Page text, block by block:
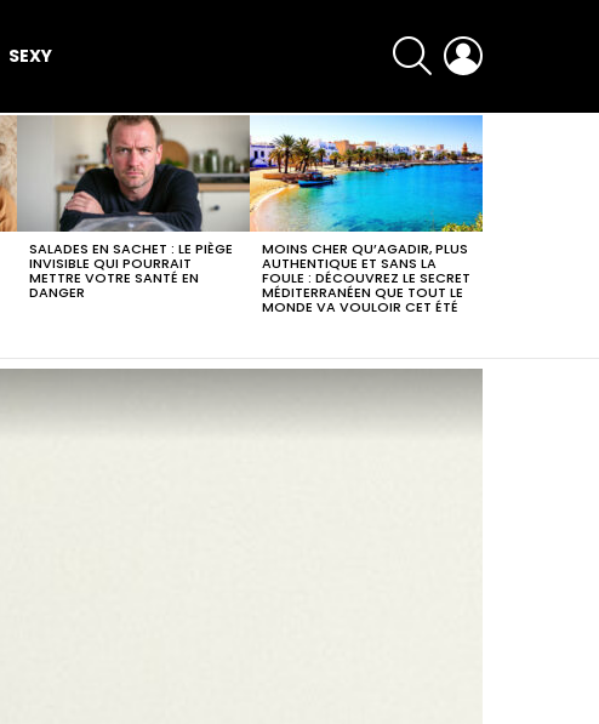
SEXY
SEARCH
SALADES EN SACHET : LE PIÈGE
INVISIBLE QUI POURRAIT
METTRE VOTRE SANTÉ EN
DANGER
MOINS CHER QU’AGADIR, PLUS
AUTHENTIQUE ET SANS LA
FOULE : DÉCOUVREZ LE SECRET
MÉDITERRANÉEN QUE TOUT LE
MONDE VA VOULOIR CET ÉTÉ